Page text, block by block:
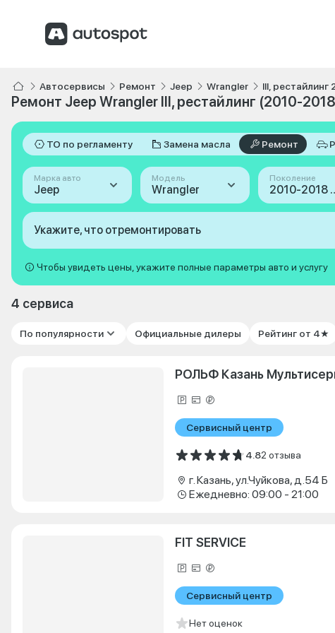
Автосервисы Ремонт Jeep Wrangler III, рестайлинг
Ремонт Jeep Wrangler III, рестайлинг (2010-
ТО по регламенту Замена масла Ремонт
Марка авто
Jeep
Модель
Wrangler
Поколение
2010-
Укажите, что отремонтировать
Чтобы увидеть цены, укажите полные параметры авто и услугу
4 сервиса
По популярности Официальные дилеры Рейтинг от 4★
РОЛЬФ Казань
Сервисный центр
4.82 отзыва
г. Казань, ул.Чуйкова, д.54 Б
Ежедневно: 09:00 - 21:00
FIT SERVICE
Сервисный центр
Нет оценок